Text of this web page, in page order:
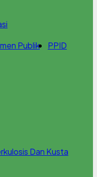
Publik PPID
Dan Kusta